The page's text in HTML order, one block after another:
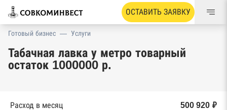
ОСТАВИТЬ ЗАЯВКУ
Готовый бизнес — Услуги
Табачная лавка у метро товарный
остаток 1000000 р.
Расход в месяц
500 920 ₽